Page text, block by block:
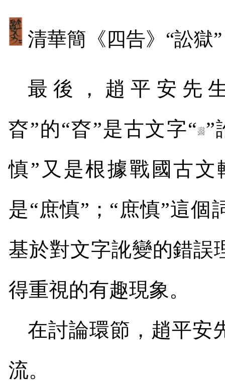
清華簡《四告》“訟獄
最後，趙平安先
昚”的“昚”是古文字“ ”
慎”又是根據戰國古
是“庶慎”；“庶慎”這
基於對文字訛變的錯誤
得重視的有趣現象。
在討論環節，趙平安
流。